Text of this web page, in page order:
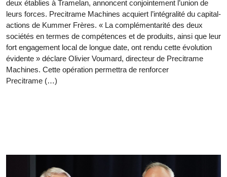
deux établies à Tramelan, annoncent conjointement l’union de
leurs forces. Precitrame Machines acquiert l’intégralité du capital-
actions de Kummer Frères. « La complémentarité des deux
sociétés en termes de compétences et de produits, ainsi que leur
fort engagement local de longue date, ont rendu cette évolution
évidente » déclare Olivier Voumard, directeur de Precitrame
Machines. Cette opération permettra de renforcer
Precitrame (…)